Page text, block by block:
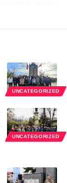
UNCATEGORIZED
UNCATEGORIZED